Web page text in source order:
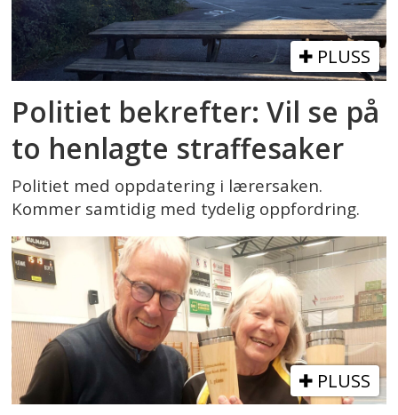
PLUSS
Politiet bekrefter: Vil se på
to henlagte straffesaker
Politiet med oppdatering i lærersaken.
Kommer samtidig med tydelig oppfordring.
PLUSS